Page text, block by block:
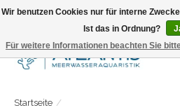
Täglicher Versand. Bestelle bis 15.00 Uhr
Startseite /
Wir benutzen Cookies nur für interne
Ist das in Ordnung?
Für weitere Informationen beachten Sie